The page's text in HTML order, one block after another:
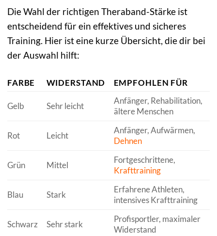
Die Wahl der richtigen Theraband-Stärke ist
entscheidend für ein effektives und sicheres
Training. Hier ist eine kurze Übersicht, die dir bei
der Auswahl hilft:
FARBE WIDERSTAND EMPFOHLEN FÜR
Gelb Sehr leicht
Anfänger, Rehabilitation,
ältere Menschen
Rot Leicht
Anfänger, Aufwärmen,
Dehnen
Grün Mittel
Fortgeschrittene,
Krafttraining
Blau Stark
Erfahrene Athleten,
intensives Krafttraining
Schwarz Sehr stark
Profisportler, maximaler
Widerstand